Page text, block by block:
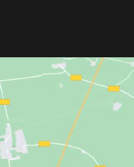
combinación dequeratina vegetal
hidrolizada, proteína de soja, aceite
de argán, avena, extracto de noni y
aloe vera
hidrata, repara y fortalece la
fibra capilar desde la raíz hasta las
puntas. Nutre intensamente el cabello
seco o dañado, aportando suavidad,
flexibilidad y un brillo natural,
respetando al mismo tiempo el cuero